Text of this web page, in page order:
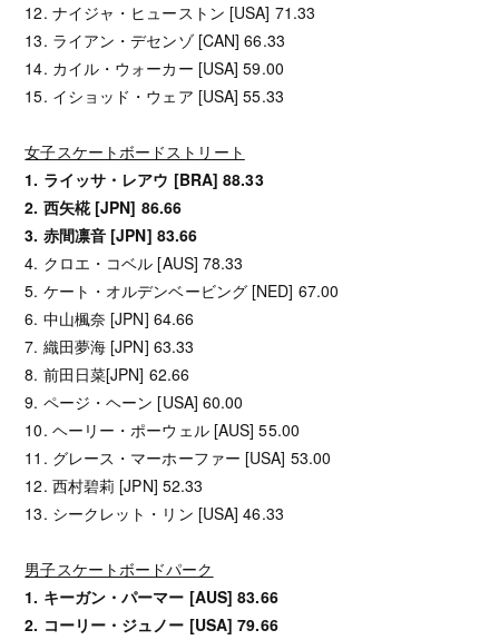
12. ナイジャ・ヒューストン [USA] 71.33
13. ライアン・デセンゾ [CAN] 66.33
14. カイル・ウォーカー [USA] 59.00
15. イショッド・ウェア [USA] 55.33
女子スケートボードストリート
1. ライッサ・レアウ [BRA] 88.33
2. 西矢椛 [JPN] 86.66
3. 赤間凛音 [JPN] 83.66
4. クロエ・コベル [AUS] 78.33
5. ケート・オルデンベービング [NED] 67.00
6. 中山楓奈 [JPN] 64.66
7. 織田夢海 [JPN] 63.33
8. 前田日菜[JPN] 62.66
9. ページ・ヘーン [USA] 60.00
10. ヘーリー・ポーウェル [AUS] 55.00
11. グレース・マーホーファー [USA] 53.00
12. 西村碧莉 [JPN] 52.33
13. シークレット・リン [USA] 46.33
男子スケートボードパーク
1. キーガン・パーマー [AUS] 83.66
2. コーリー・ジュノー [USA] 79.66